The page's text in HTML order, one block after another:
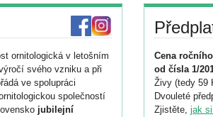
ornitologická v letošním
svého vzniku a při
ve spolupráci
společností
jubilejní
Cena
od čísla 1/
Živy (tedy 59
Dvouleté
Zjistěte, jak